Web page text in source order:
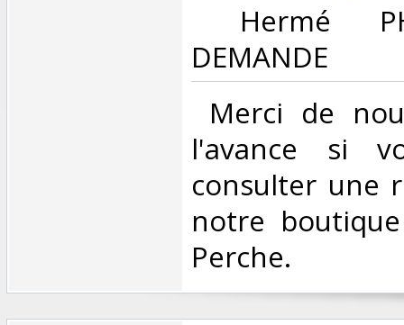
Hermé
DEMANDE ‎
Merci de
l'avance si
consulter une
notre
Perche.‎